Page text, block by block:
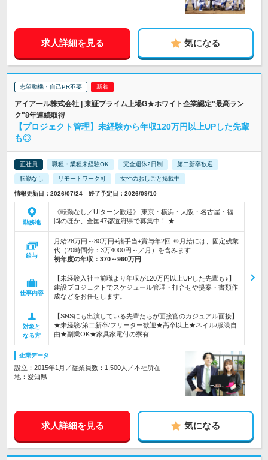
求人詳細を見る 気になる
志望動機・自己PR不要
アイアール株式会社 | 東証プライム上場G★ホワイト企業認定"最高ラン
ク"8年連続取得
【プロジェクト管理】未経験から年収120万円以上UPした先輩
も◎
正社員 職種・業種未経験OK 完全週休2日制 第二新卒歓迎
転勤なし リモートワーク可 女性のおしごと掲載中
情報更新日：2026/07/24 終了予定日：2026/09/10
勤務地
《転勤なし／UIターン歓迎》 東京・横浜・大阪・名古屋・福
岡のほか、全国47都道府県で募集中！ ★…
給与
月給28万円～80万円+諸手当+賞与年2回 ※月給には、固定残業
代（20時間分：3万4000円～／月）を含みます…
初年度の年収： 370～960万円
仕事内容
【未経験入社⇒前職より年収が120万円以上UPした先輩も♪】
建設プロジェクトでスケジュール管理・打合せや提案・書類作
成などをお任せします。
対象と
なる方
【SNSにも出演している先輩たちが面接官のカジュアル面接】
★未経験/第二新卒/フリーター歓迎★高卒以上★ネイル/服装自
由★副業OK★家具家電付の寮有
企業データ
設立：2015年1月／従業員数：1,500人／本社所在
地：愛知県
求人詳細を見る 気になる